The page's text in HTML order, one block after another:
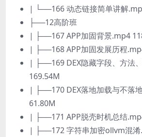
| └──166 动态链接简单讲解
├──12高阶班
| ├──167 APP加固背景.mp4
| ├──168 APP加固发展历程
| ├──169 DEX隐藏字段、方法
169.54M
| ├──170 DEX落地加载与不落
61.80M
| ├──171 APP脱壳时机总结
| ├──172 字符串加密ollvm混